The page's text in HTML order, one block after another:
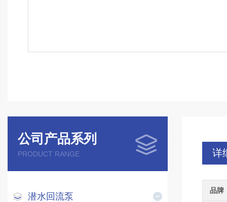
公司产品系列
PRODUCT RANGE
潜水回流泵
详
品牌